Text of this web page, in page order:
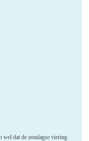
wel dat de zondagse viering